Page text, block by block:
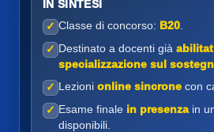
IN SINTESI
✓ Classe di concorso: B20
✓ Destinato a docenti già
specializzazione sul
✓ Lezioni online sincrone con
✓ Esame finale in presenzain
disponibili.